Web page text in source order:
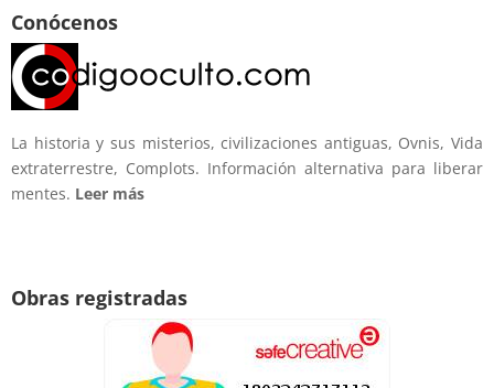
Conócenos
La historia y sus misterios, civilizaciones antiguas, Ovnis, Vida
extraterrestre, Complots. Información alternativa para liberar
mentes. Leer más
Obras registradas